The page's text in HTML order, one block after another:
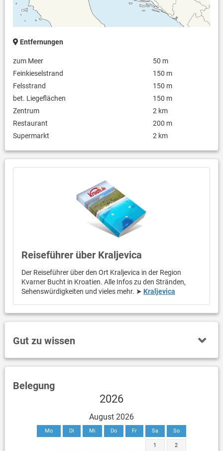
Entfernungen
zum Meer
50 m
Feinkieselstrand
150 m
Felsstrand
150 m
bet. Liegeflächen
150 m
Zentrum
2 km
Restaurant
200 m
Supermarkt
2 km
Reiseführer über Kraljevica
Der Reiseführer über den Ort Kraljevica in der Region
Kvarner Bucht in Kroatien. Alle Infos zu den Stränden,
Sehenswürdigkeiten und vieles mehr. ➤ Kraljevica
Gut zu wissen
Belegung
2026
August 2026
Mo Di Mi Do Fr Sa So
1 2